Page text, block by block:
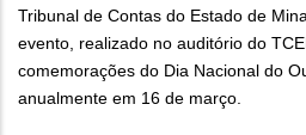
Tribunal de Contas do Estado de
evento, realizado no auditório do
comemorações do Dia Nacional do
anualmente em 16 de março.